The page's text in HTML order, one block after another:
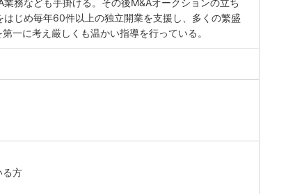
務なども手掛ける。その後M&Aオークションの立ち
はじめ毎年60件以上の独立開業を支援し、多くの繁盛
一に考え厳しくも温かい指導を行っている。
る方